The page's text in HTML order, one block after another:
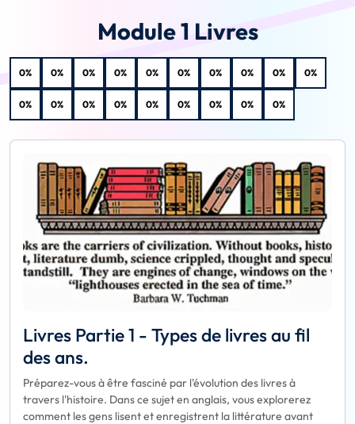
Module 1 Livres
0% 0% 0% 0% 0% 0% 0% 0% 0% 0%
0% 0% 0% 0% 0% 0% 0% 0% 0%
Livres Partie 1 - Types de livres au fil
des ans.
Préparez-vous à être fasciné par l'évolution des livres à
travers l'histoire. Dans ce sujet en anglais, vous explorerez
comment les gens lisent et enregistrent la littérature avant